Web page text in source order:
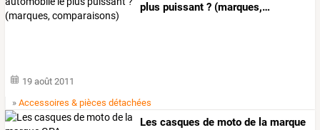
plus puissant ? (marques,…
19 août 2011
»Accessoires & pièces détachées
Les casques de moto de la marque